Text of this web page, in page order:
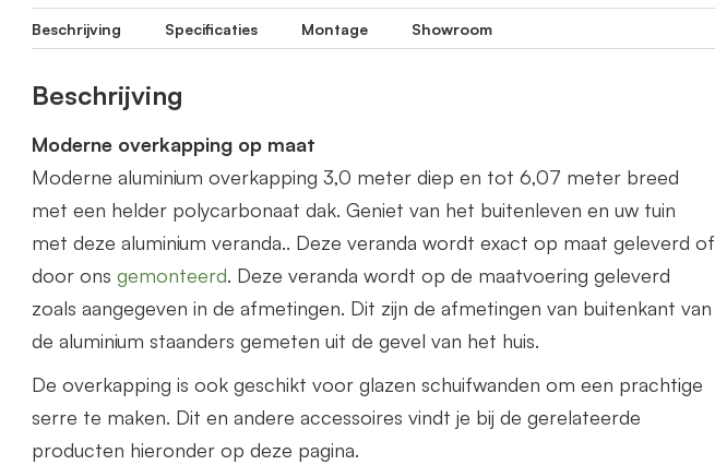
Beschrijving Specificaties Montage Showroom
Beschrijving
Moderne overkapping op maat
Moderne aluminium overkapping 3,0 meter diep en tot 6,07 meter breed
met een helder polycarbonaat dak. Geniet van het buitenleven en uw tuin
met deze aluminium veranda.. Deze veranda wordt exact op maat geleverd of
door ons gemonteerd. Deze veranda wordt op de maatvoering geleverd
zoals aangegeven in de afmetingen. Dit zijn de afmetingen van buitenkant van
de aluminium staanders gemeten uit de gevel van het huis.
De overkapping is ook geschikt voor glazen schuifwanden om een prachtige
serre te maken. Dit en andere accessoires vindt je bij de gerelateerde
producten hieronder op deze pagina.